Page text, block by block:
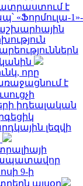
է
«Ֆորմուլա-1»-
որը
է
իդեալական
լեզվի
9-ի
այսօր